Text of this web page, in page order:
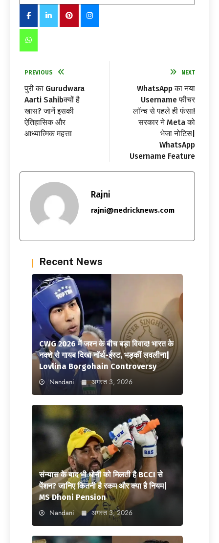
PREVIOUS
पुरी का Gurudwara
Aarti Sahibक्यों है
खास? जानें इसकी
ऐतिहासिक और
आध्यात्मिक महत्ता
NEXT
WhatsApp का नया
Username फीचर
लॉन्च से पहले ही फंसा!
सरकार ने Meta को
भेजा नोटिस|
WhatsApp
Username Feature
Rajni
rajni@nedricknews.com
Recent News
CWG 2026 में जश्न के बीच बड़ा विवाद! भारत के
नक्शे से गायब दिखा नॉर्थ-ईस्ट, भड़कीं लवलीना|
Lovlina Borgohain Controversy
Nandani अगस्त 3, 2026
संन्यास के बाद भी धोनी को मिलती है BCCI से
पेंशन? जानिए कितनी है रकम और क्या है नियम|
MS Dhoni Pension
Nandani अगस्त 3, 2026